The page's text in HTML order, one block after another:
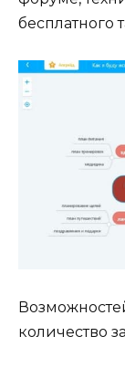
бесплатного
количество